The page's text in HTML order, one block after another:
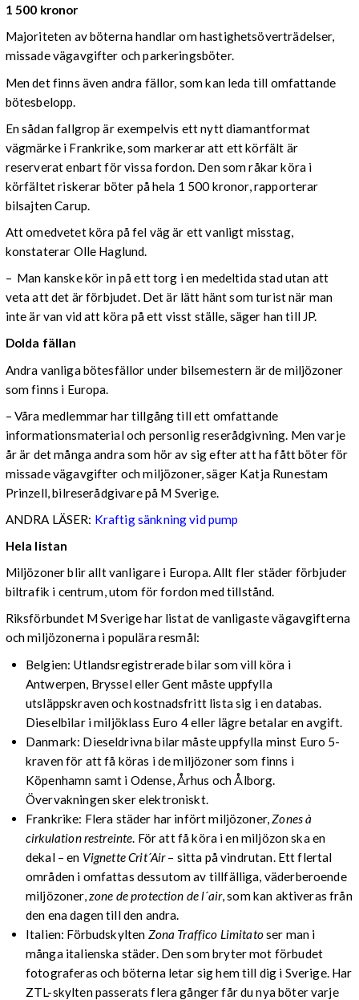
1 500 kronor
Majoriteten av böterna handlar om hastighetsöverträdelser,
missade vägavgifter och parkeringsböter.
Men det finns även andra fällor, som kan leda till omfattande
bötesbelopp.
En sådan fallgrop är exempelvis ett nytt diamantformat
vägmärke i Frankrike, som markerar att ett körfält är
reserverat enbart för vissa fordon. Den som råkar köra i
körfältet riskerar böter på hela 1 500 kronor, rapporterar
bilsajten Carup.
Att omedvetet köra på fel väg är ett vanligt misstag,
konstaterar Olle Haglund.
– Man kanske kör in på ett torg i en medeltida stad utan att
veta att det är förbjudet. Det är lätt hänt som turist när man
inte är van vid att köra på ett visst ställe, säger han till JP.
Dolda fällan
Andra vanliga bötesfällor under bilsemestern är de miljözoner
som finns i Europa.
– Våra medlemmar har tillgång till ett omfattande
informationsmaterial och personlig reserådgivning. Men varje
år är det många andra som hör av sig efter att ha fått böter för
missade vägavgifter och miljözoner, säger Katja Runestam
Prinzell, bilreserådgivare på M Sverige.
ANDRA LÄSER: Kraftig sänkning vid pump
Hela listan
Miljözoner blir allt vanligare i Europa. Allt fler städer förbjuder
biltrafik i centrum, utom för fordon med tillstånd.
Riksförbundet M Sverige har listat de vanligaste vägavgifterna
och miljözonerna i populära resmål:
Belgien: Utlandsregistrerade bilar som vill köra i
Antwerpen, Bryssel eller Gent måste uppfylla
utsläppskraven och kostnadsfritt lista sig i en databas.
Dieselbilar i miljöklass Euro 4 eller lägre betalar en avgift.
Danmark: Dieseldrivna bilar måste uppfylla minst Euro 5-
kraven för att få köras i de miljözoner som finns i
Köpenhamn samt i Odense, Århus och Ålborg.
Övervakningen sker elektroniskt.
Frankrike: Flera städer har infört miljözoner, Zones à
cirkulation restreinte . För att få köra i en miljözon ska en
dekal – en Vignette Crit´Air– sitta på vindrutan. Ett flertal
områden i omfattas dessutom av tillfälliga, väderberoende
miljözoner, zone de protection de l´air, som kan aktiveras från
den ena dagen till den andra.
Italien: Förbudskylten Zona Traffico Limitatoser man i
många italienska städer. Den som bryter mot förbudet
fotograferas och böterna letar sig hem till dig i Sverige. Har
ZTL-skylten passerats flera gånger får du nya böter varje